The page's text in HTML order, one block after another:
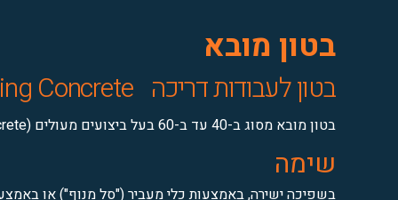
בטון מובא
בטון לעבודות דריכה Concrete
בטון מובא מסוג ב-40 עד ב-60 בעל ביצועים מעולים (High Performance Concrete)
שימה
בשפיכה ישירה, באמצעות כלי מעביר ("סל מנוף") או